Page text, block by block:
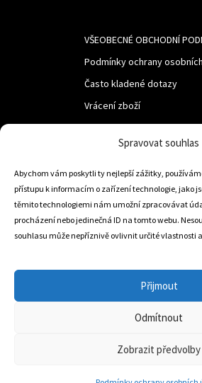
Spravovat souhlas
Abychom vám poskytli ty nejlepší zážitky,
přístupu k informacím o zařízení technologie, jako
těmito technologiemi nám umožní zpracovávat
procházení nebo jedinečná ID na tomto webu.
souhlasu může nepříznivě ovlivnit určité vlastnosti
Přijmout
Odmítnout
Zobrazit předvolby
VŠEOBECNÉ OBCHODNÍ
Podmínky ochrany
Často kladené dotazy
Vrácení zboží
LUF s.r.o.
Nám. M.R.Štefanika 518,
Trstená 02801
info@dojezdovakola.com